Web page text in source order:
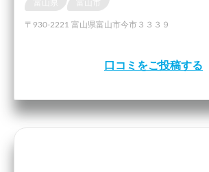
〒930-2221 富山県富山市今市３３３９
口コミをご投稿する